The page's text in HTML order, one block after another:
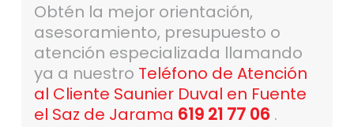
Obtén la mejor orientación,
asesoramiento, presupuesto o
atención especializada llamando
ya a nuestro Teléfono de Atención
al Cliente Saunier Duval en Fuente
el Saz de Jarama 619 21 77 06 .